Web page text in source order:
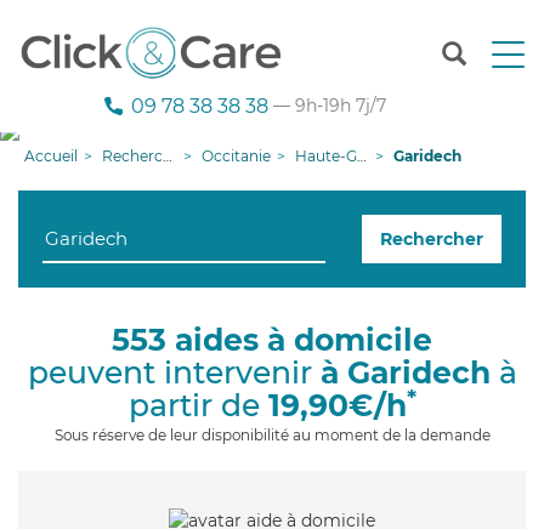
T
n
g
i
09 78 38 38 38 — 9h-19h 7j/7
Accueil Recherche aide à domicile Occitanie Haute-Garonne Garidech
Rechercher
553 aides à domicile
peuvent intervenir à Garidech à
partir de 19,90€/h*
Sous réserve de leur disponibilité au moment de la demande